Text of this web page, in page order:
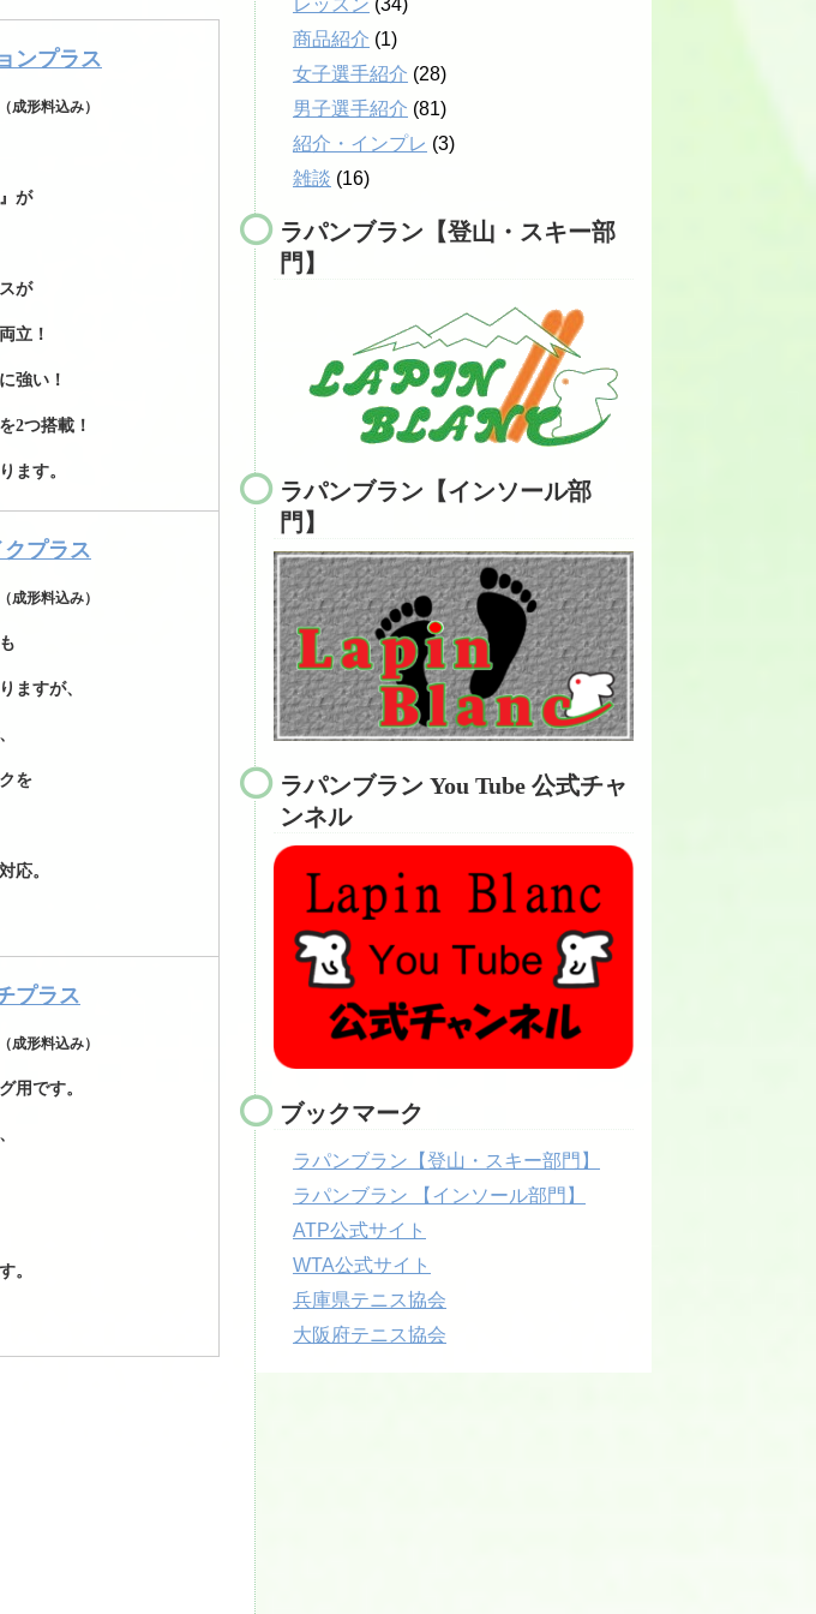
ンプラス
成形料込み）
が
が
立！
強い！
2つ搭載！
ます。
プラス
成形料込み）
ますが、
を
応。
プラス
成形料込み）
用です。
。
レッスン (34)
商品紹介 (1)
女子選手紹介 (28)
男子選手紹介 (81)
紹介・インプレ (3)
雑談 (16)
ラパンブラン【登山・スキー部
門】
ラパンブラン【インソール部
門】
ラパンブラン You Tube 公式チャ
ンネル
ブックマーク
ラパンブラン【登山・スキー部門】
ラパンブラン 【インソール部門】
ATP公式サイト
WTA公式サイト
兵庫県テニス協会
大阪府テニス協会